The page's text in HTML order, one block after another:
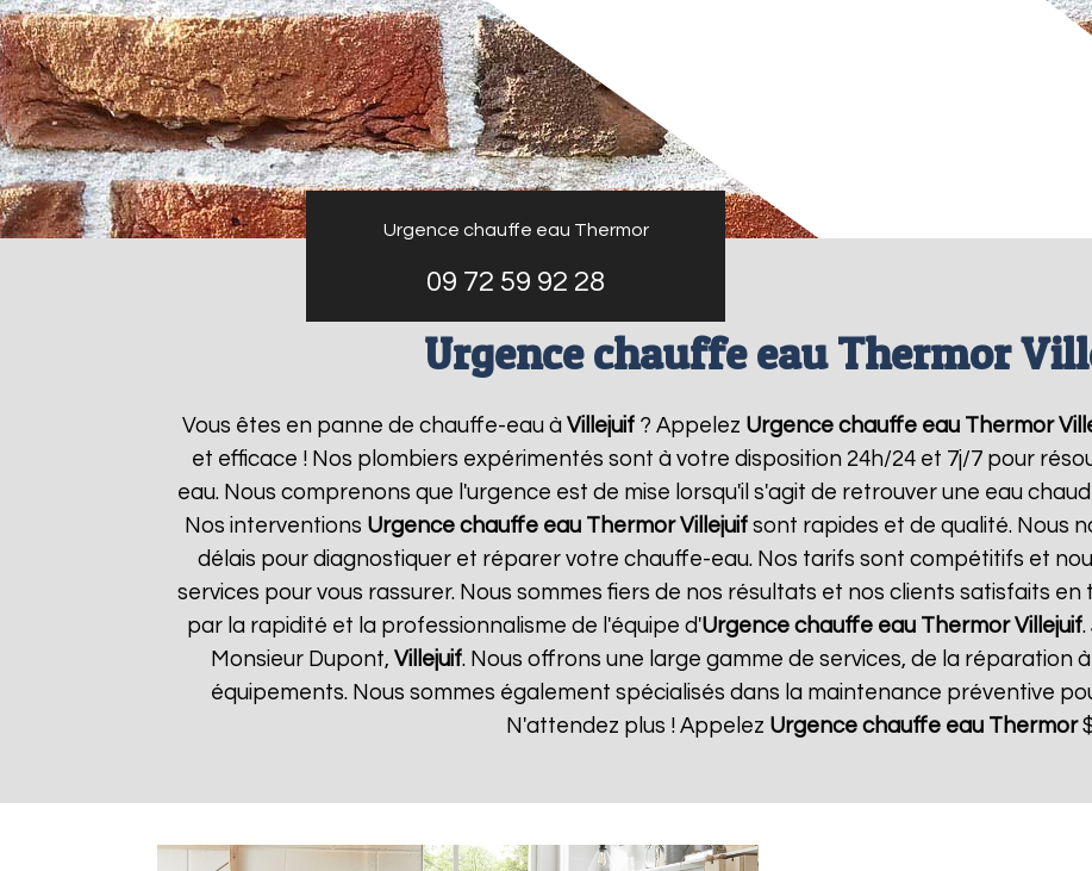
Urgence chauffe eau Thermor
09 72 59 92 28
Urgence chauffe eau Thermor
Vous êtes en panne de chauffe-eau à Villejuif ? Appelez Urgence chauffe eau Thermor
et efficace ! Nos plombiers expérimentés sont à votre disposition 24h/24 et 7j/7 pour
eau. Nous comprenons que l'urgence est de mise lorsqu'il s'agit de retrouver une eau
Nos interventions Urgence chauffe eau Thermor Villejuifsont rapides et de qualité. Nous
délais pour diagnostiquer et réparer votre chauffe-eau. Nos tarifs sont compétitifs et
services pour vous rassurer. Nous sommes fiers de nos résultats et nos clients satisfaits en
par la rapidité et la professionnalisme de l'équipe d'Urgence chauffe eau Thermor Villejuif.
Monsieur Dupont, Villejuif. Nous offrons une large gamme de services, de la réparation
équipements. Nous sommes également spécialisés dans la maintenance préventive
N'attendez plus ! Appelez Urgence chauffe eau Thermor